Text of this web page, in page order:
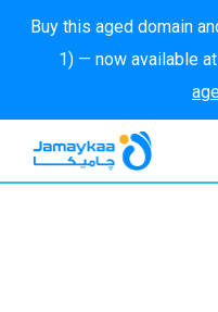
Buy this aged domain
1) — now available